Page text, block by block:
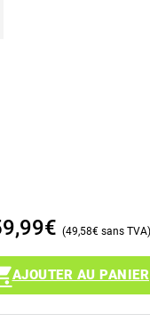
€ 49,58€
AJOUTER AU PANIER